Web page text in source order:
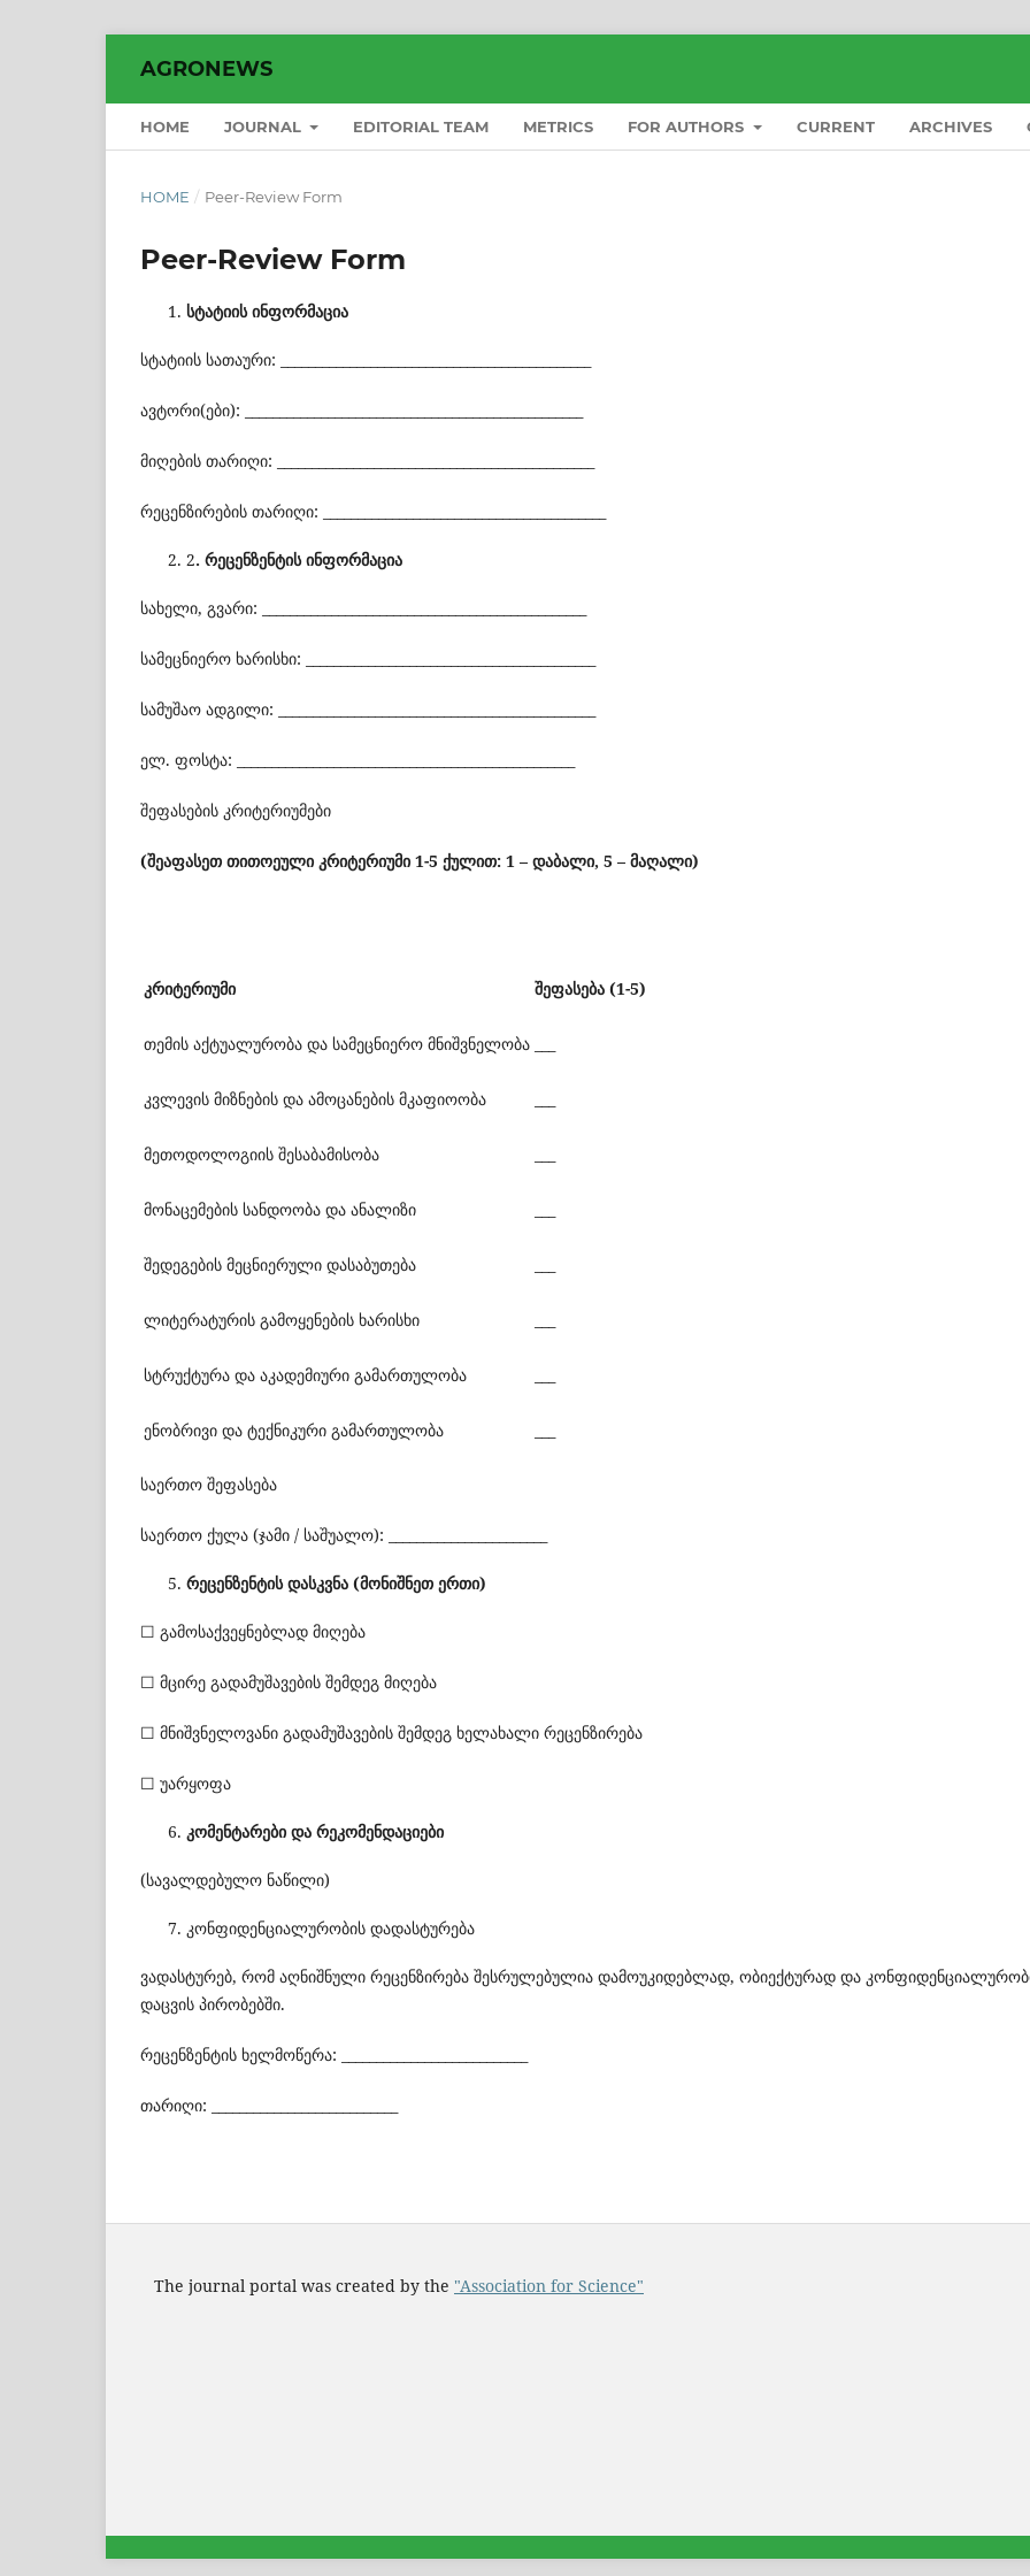
AGRONEWS
HOME JOURNAL EDITORIAL TEAM METRICS FOR AUTHORS CURRENT ARCHIVES
HOME / Peer-Review Form
Peer-Review Form
სტატიისინფორმაცია
სტატიის სათაური: _____________________________________________
ავტორი(ები): _________________________________________________
მიღების თარიღი: ______________________________________________
რეცენზირების თარიღი: _________________________________________
2. რეცენზენტისინფორმაცია
სახელი, გვარი: _______________________________________________
სამეცნიერო ხარისხი: __________________________________________
სამუშაო ადგილი: ______________________________________________
ელ. ფოსტა: _________________________________________________
შეფასების კრიტერიუმები
(შეაფასეთ თითოეული კრიტერიუმი 1-5 ქულით: 1 – დაბალი, 5 – მაღალი)
კრიტერიუმი შეფასება (1-5)
თემის აქტუალურობა და სამეცნიერო მნიშვნელობა
კვლევის მიზნების და ამოცანების მკაფიოობა
მეთოდოლოგიის შესაბამისობა
მონაცემების სანდოობა და ანალიზი
შედეგების მეცნიერული დასაბუთება
ლიტერატურის გამოყენების ხარისხი
სტრუქტურა და აკადემიური გამართულობა
ენობრივი და ტექნიკური გამართულობა
საერთო შეფასება
საერთო ქულა (ჯამი / საშუალო): _______________________
რეცენზენტისდასკვნა (მონიშნეთ ერთი)
☐ გამოსაქვეყნებლად მიღება
☐ მცირე გადამუშავების შემდეგ მიღება
☐ მნიშვნელოვანი გადამუშავების შემდეგ ხელახალი რეცენზირება
☐ უარყოფა
კომენტარები და რეკომენდაციები
(სავალდებულო ნაწილი)
კონფიდენციალურობის დადასტურება
ვადასტურებ, რომ აღნიშნული რეცენზირება შესრულებულია დამოუკიდებლად, ობიექტურად და
დაცვის პირობებში.
რეცენზენტის ხელმოწერა: ___________________________
თარიღი: ___________________________
The journal portal was created by the "Association for Science"